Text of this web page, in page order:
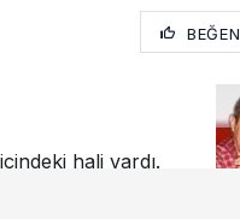
BEĞEN
hali vardı.